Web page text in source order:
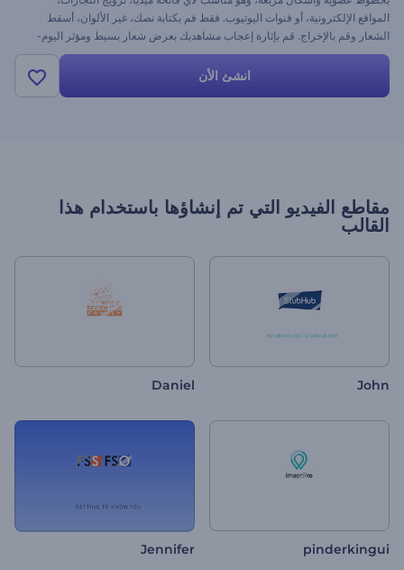
المواقع الإلكترونية، أو قنوات اليوتيوب. فقط قم بكتابة نصك، غير الألوان، أسقط
الشعار وقم بالإخراج. قم بإثارة إعجاب مشاهديك بعرض شعار بسيط ومؤثر اليوم-
فهو مجاني.
انشئ الأن
مقاطع الفيديو التي تم إنشاؤها باستخدام هذا
القالب
John
Daniel
pinderkingui
Jennifer